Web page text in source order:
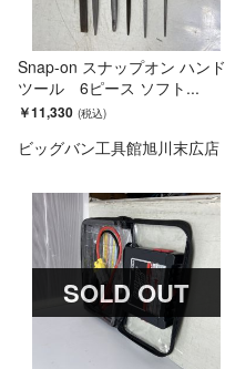
Snap-on スナップオン ハンド
ツール 6ピース ソフト...
￥11,330
ビッグバン工具館旭川末広店
SOLD OUT